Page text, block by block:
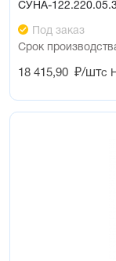
СУНА-
Под заказ
Срок
18 415,90 ₽/штс